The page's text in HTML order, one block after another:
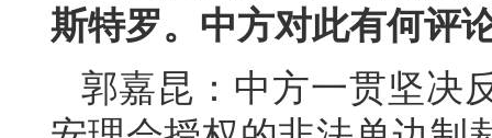
斯特罗。中方对此有何评
郭嘉昆：中方一贯坚决